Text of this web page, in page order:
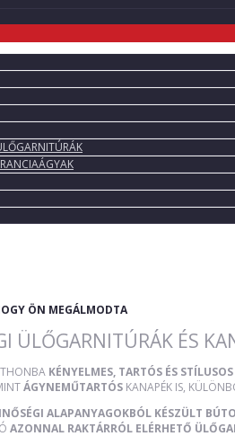
ÖN MEGÁLMODTA
ÜLŐGARNITÚRÁK ÉS
KÉNYELMES, TARTÓS ÉS
ÁGYNEMŰTARTÓS KANAPÉK IS,
ALAPANYAGOKBÓL KÉSZÜLT
AZONNAL RAKTÁRRÓL ELÉRHETŐ